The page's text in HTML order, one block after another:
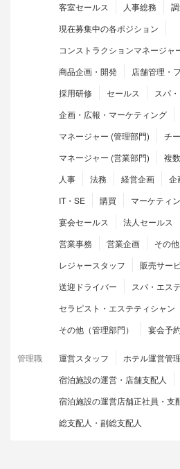
客室セールス
人事総務
現在募集中の各ポジション
コンストラクションマネージャ
商品企画・開発
店舗管理・
採用研修
セールス スパ
企画・広報・マーケティング
マネージャー (管理部門)
チ
マネージャー (営業部門)
複
人事
法務 経営企画 企
IT・SE
購買 マーケティ
宴会セールス
法人セールス
営業事務
営業企画
その
レジャースタッフ
販売サー
送迎ドライバー
スパ・エス
セラピスト・エステティシャン
その他（管理部門）
宴会予
管理職 運営スタッフ
ホテル運営管
宿泊施設の運営・店舗支配人
宿泊施設の運営店舗正社員・支
総支配人・副総支配人